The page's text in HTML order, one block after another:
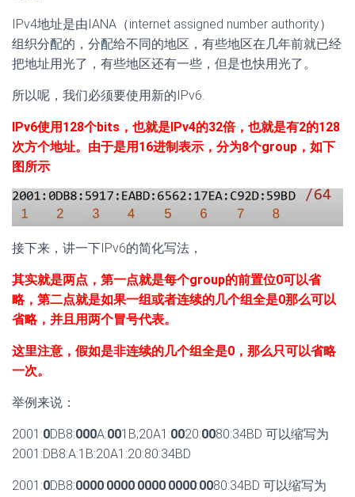
IPv4地址是由IANA（internet assigned number authority）
组织分配的，分配给不同的地区，有些地区在几年前就已经
把地址用光了，有些地区还有一些，但是也快用光了。
所以呢，我们必须要使用新的IPv6.
IPv6使用128个bits，也就是IPv4的32倍，也就是有2的128
次方个地址。由于是用16进制表示，分为8个group，如下
图所示
接下来，讲一下IPv6的简化写法，
其实就是两点，第一点就是每个group的前置位0可以省
略，第二点就是如果一组或者连续的几个组全是0那么可以
省略，并且用两个冒号代表。
这里注意，假如是非连续的几个组全是0，那么只可以省略
一次。
举例来说：
2001:0DB8:000A:001B;20A1:0020:0080:34BD 可以缩写为
2001:DB8:A:1B:20A1:20:80:34BD
2001:0DB8:0000:0000:0000:0000:0080:34BD 可以缩写为